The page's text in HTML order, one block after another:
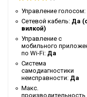
Макс.
Макс.
охлаждения
Воздуховод для
воздуха
Гарантийный срок
Управление голосом:
Сетевой кабель: Да
вилкой)
Управление c
мобильного
по Wi-Fi: Да
Система
самодиагностики
неисправности: Да
Макс.
производительность